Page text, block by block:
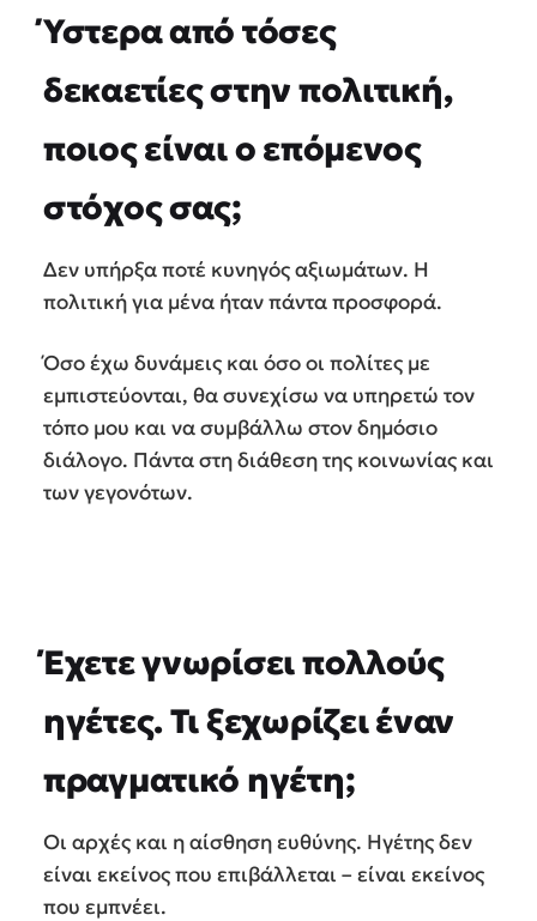
Ύστερα από τόσες
δεκαετίες στην πολιτική,
ποιος είναι ο επόμενος
στόχος σας;
Δεν υπήρξα ποτέ κυνηγός αξιωμάτων. Η
πολιτική για μένα ήταν πάντα προσφορά.
Όσο έχω δυνάμεις και όσο οι πολίτες με
εμπιστεύονται, θα συνεχίσω να υπηρετώ τον
τόπο μου και να συμβάλλω στον δημόσιο
διάλογο. Πάντα στη διάθεση της κοινωνίας και
των γεγονότων.
Έχετε γνωρίσει πολλούς
ηγέτες. Τι ξεχωρίζει έναν
πραγματικό ηγέτη;
Οι αρχές και η αίσθηση ευθύνης. Ηγέτης δεν
είναι εκείνος που επιβάλλεται – είναι εκείνος
που εμπνέει.